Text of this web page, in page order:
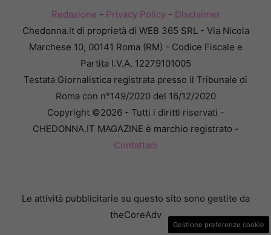
Redazione - Privacy Policy- Disclaimer
Chedonna.it di proprietà di WEB 365 SRL - Via Nicola
Marchese 10, 00141 Roma (RM) - Codice Fiscale e
Partita I.V.A. 12279101005
Testata Giornalistica registrata presso il Tribunale di
Roma con n°149/2020 del 16/12/2020
Copyright ©2026 - Tutti i diritti riservati -
CHEDONNA.IT MAGAZINE è marchio registrato -
Contattaci
Le attività pubblicitarie su questo sito sono gestite da
theCoreAdv
Gestione preferenze cookie